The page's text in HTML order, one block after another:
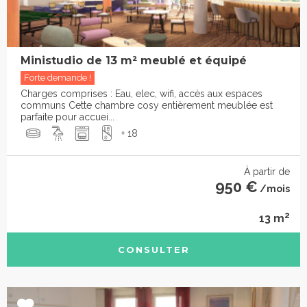
Ministudio de 13 m² meublé et équipé
Forte demande !
Charges comprises : Eau, elec, wifi, accès aux espaces
communs Cette chambre cosy entièrement meublée est
parfaite pour accuei...
+ 18
À partir de
950 € /mois
13 m2
CONSULTER